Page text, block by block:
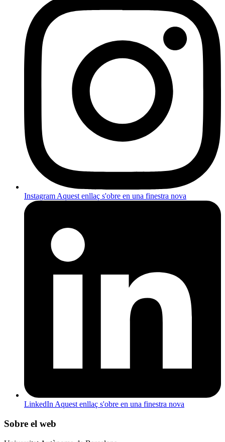
InstagramAquest enllaç s'obre en una finestra nova
LinkedInAquest enllaç s'obre en una finestra nova
Sobre el web